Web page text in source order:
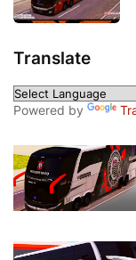
Translate
Powered by